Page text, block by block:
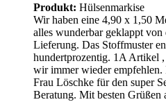
Produkt: Hülsenmarkise
Wir haben eine 4,90 x 1,50
alles wunderbar geklappt
Lieferung. Das Stoffmuster
hundertprozentig. 1A Artikel
wir immer wieder
Frau Löschke für den super
Beratung. Mit besten Grüßen